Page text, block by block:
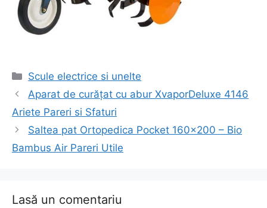
Categorii
Scule electrice si unelte
Navigare
în
Aparat de curățat cu abur XvaporDeluxe 4146
Ariete Pareri si Sfaturi
Saltea pat Ortopedica Pocket 160×200 – Bio
Bambus Air Pareri Utile
Lasă un comentariu